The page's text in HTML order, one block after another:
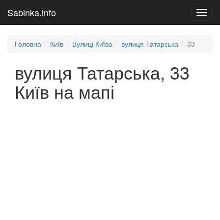
Sabinka.info
Головна Київ Вулиці Київа вулиця Татарська 33
вулиця Татарська, 33
Київ на мапі